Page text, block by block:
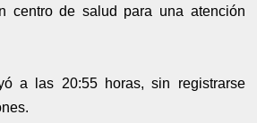
centro de salud para una atención
a las 20:55 horas, sin registrarse